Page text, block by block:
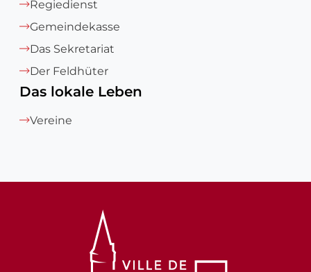
Regiedienst
Gemeindekasse
Das Sekretariat
Der Feldhüter
Das lokale Leben
Vereine